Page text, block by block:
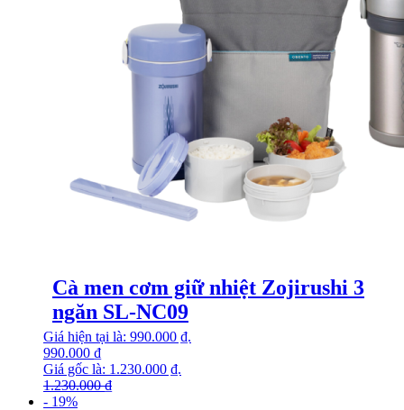
Cà men cơm giữ nhiệt Zojirushi 3
ngăn SL-NC09
1.230.000₫
Giá gốc là: 1.230.000 ₫.
990.000 ₫
Giá hiện tại là: 990.000 ₫.
- 19%